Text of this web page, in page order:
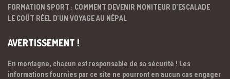
FORMATION SPORT : COMMENT DEVENIR MONITEUR D’ESCALADE
LE COÛT RÉEL D’UN VOYAGE AU NÉPAL
AVERTISSEMENT !
En montagne, chacun est responsable de sa sécurité ! Les
informations fournies par ce site ne pourront en aucun cas engager